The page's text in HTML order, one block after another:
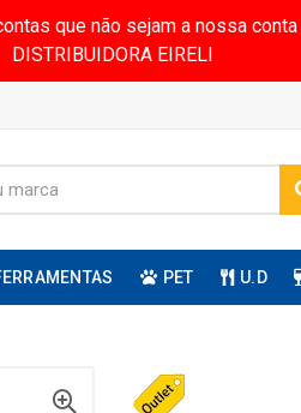
que não sejam a nossa
DISTRIBUIDORA EIRELI
PET U.D